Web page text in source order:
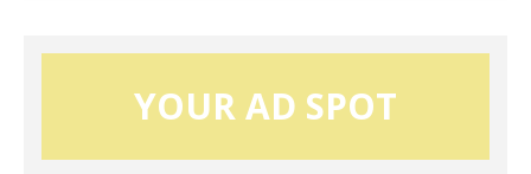
YOUR AD SPOT